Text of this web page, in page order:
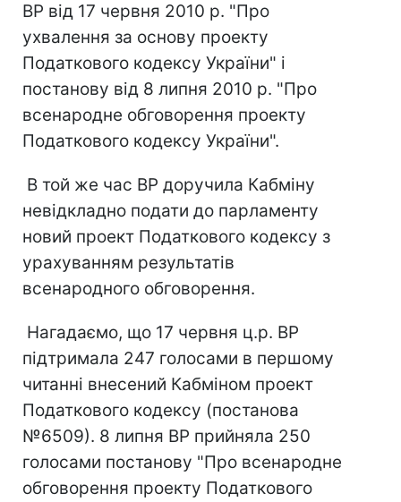
ВР від 17 червня 2010 р. "Про
ухвалення за основу проекту
Податкового кодексу України" і
постанову від 8 липня 2010 р. "Про
всенародне обговорення проекту
Податкового кодексу України".
В той же час ВР доручила Кабміну
невідкладно подати до парламенту
новий проект Податкового кодексу з
урахуванням результатів
всенародного обговорення.
Нагадаємо, що 17 червня ц.р. ВР
підтримала 247 голосами в першому
читанні внесений Кабміном проект
Податкового кодексу (постанова
№6509). 8 липня ВР прийняла 250
голосами постанову "Про всенародне
обговорення проекту Податкового